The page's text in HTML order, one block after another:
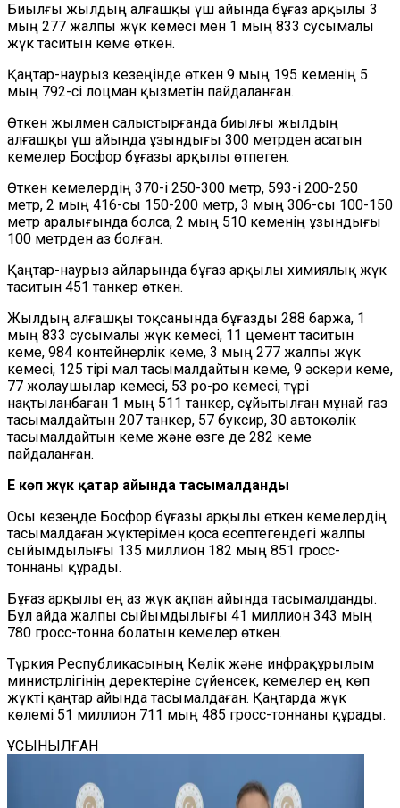
Биылғы жылдың алғашқы үш айында бұғаз арқылы 3
мың 277 жалпы жүк кемесі мен 1 мың 833 сусымалы
жүк таситын кеме өткен.
Қаңтар-наурыз кезеңінде өткен 9 мың 195 кеменің 5
мың 792-сі лоцман қызметін пайдаланған.
Өткен жылмен салыстырғанда биылғы жылдың
алғашқы үш айында ұзындығы 300 метрден асатын
кемелер Босфор бұғазы арқылы өтпеген.
Өткен кемелердің 370-і 250-300 метр, 593-і 200-250
метр, 2 мың 416-сы 150-200 метр, 3 мың 306-сы 100-150
метр аралығында болса, 2 мың 510 кеменің ұзындығы
100 метрден аз болған.
Қаңтар-наурыз айларында бұғаз арқылы химиялық жүк
таситын 451 танкер өткен.
Жылдың алғашқы тоқсанында бұғазды 288 баржа, 1
мың 833 сусымалы жүк кемесі, 11 цемент таситын
кеме, 984 контейнерлік кеме, 3 мың 277 жалпы жүк
кемесі, 125 тірі мал тасымалдайтын кеме, 9 әскери кеме,
77 жолаушылар кемесі, 53 ро-ро кемесі, түрі
нақтыланбаған 1 мың 511 танкер, сұйытылған мұнай газ
тасымалдайтын 207 танкер, 57 буксир, 30 автокөлік
тасымалдайтын кеме және өзге де 282 кеме
пайдаланған.
Ең көп жүк қаңтар айында тасымалданды
Осы кезеңде Босфор бұғазы арқылы өткен кемелердің
тасымалдаған жүктерімен қоса есептегендегі жалпы
сыйымдылығы 135 миллион 182 мың 851 гросс-
тоннаны құрады.
Бұғаз арқылы ең аз жүк ақпан айында тасымалданды.
Бұл айда жалпы сыйымдылығы 41 миллион 343 мың
780 гросс-тонна болатын кемелер өткен.
Түркия Республикасының Көлік және инфрақұрылым
министрлігінің деректеріне сүйенсек, кемелер ең көп
жүкті қаңтар айында тасымалдаған. Қаңтарда жүк
көлемі 51 миллион 711 мың 485 гросс-тоннаны құрады.
ҰСЫНЫЛҒАН